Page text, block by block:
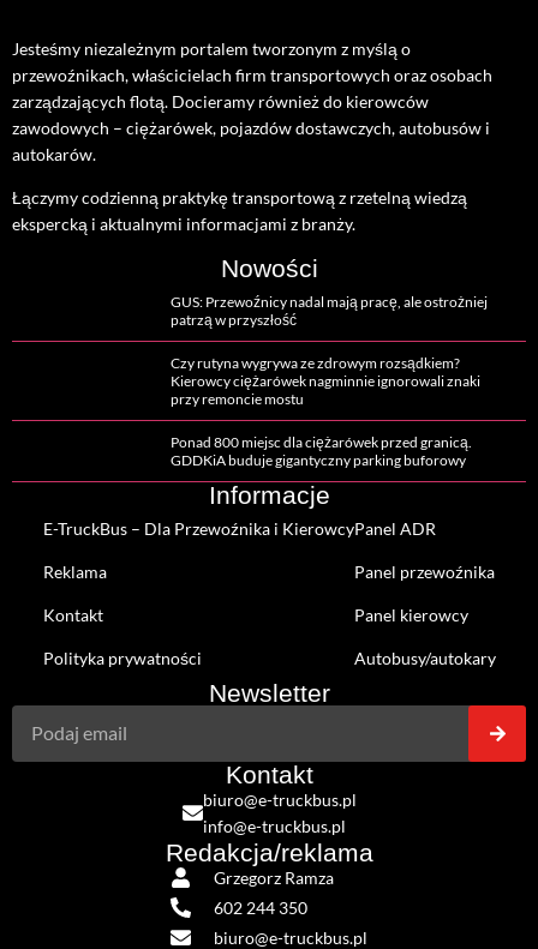
Jesteśmy niezależnym portalem tworzonym z myślą o
przewoźnikach, właścicielach firm transportowych oraz osobach
zarządzających flotą. Docieramy również do kierowców
zawodowych – ciężarówek, pojazdów dostawczych, autobusów i
autokarów.
Łączymy codzienną praktykę transportową z rzetelną wiedzą
ekspercką i aktualnymi informacjami z branży.
Nowości
GUS: Przewoźnicy nadal mają pracę, ale ostrożniej
patrzą w przyszłość
Czy rutyna wygrywa ze zdrowym rozsądkiem?
Kierowcy ciężarówek nagminnie ignorowali znaki
przy remoncie mostu
Ponad 800 miejsc dla ciężarówek przed granicą.
GDDKiA buduje gigantyczny parking buforowy
Informacje
E-TruckBus – Dla Przewoźnika i Kierowcy
Reklama
Kontakt
Polityka prywatności
Panel ADR
Panel przewoźnika
Panel kierowcy
Autobusy/autokary
Newsletter
Kontakt
biuro@e-truckbus.pl
info@e-truckbus.pl
Redakcja/reklama
Grzegorz Ramza
602 244 350
biuro@e-truckbus.pl